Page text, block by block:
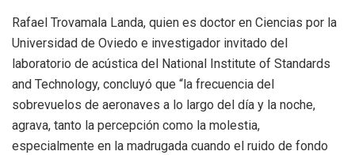
Rafael Trovamala Landa, quien es doctor en Ciencias por la
Universidad de Oviedo e investigador invitado del
laboratorio de acústica del National Institute of Standards
and Technology, concluyó que “la frecuencia del
sobrevuelos de aeronaves a lo largo del día y la noche,
agrava, tanto la percepción como la molestia,
especialmente en la madrugada cuando el ruido de fondo